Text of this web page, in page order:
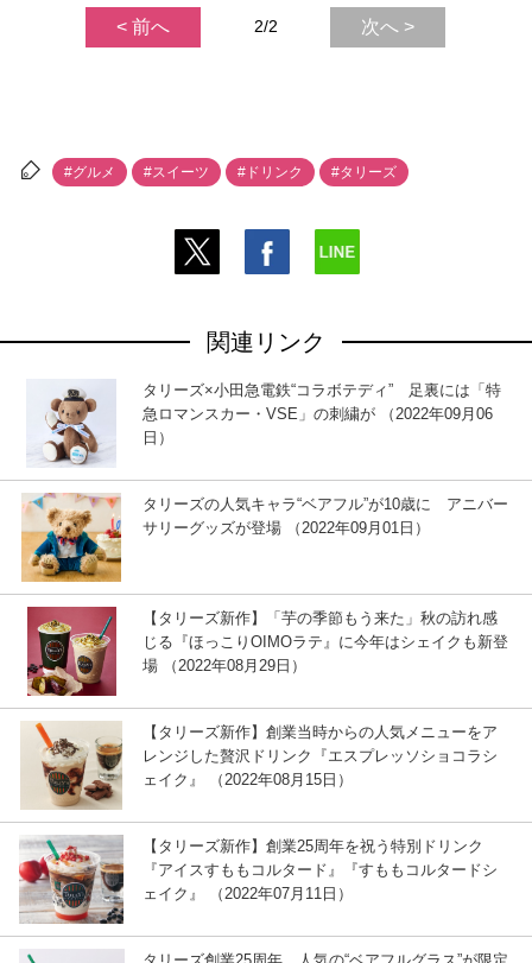
< 前へ 2/2 次へ >
#グルメ #スイーツ #ドリンク #タリーズ
関連リンク
タリーズ×小田急電鉄“コラボテディ” 足裏には「特
急ロマンスカー・VSE」の刺繍が （2022年09月06
日）
タリーズの人気キャラ“ベアフル”が10歳に アニバー
サリーグッズが登場 （2022年09月01日）
【タリーズ新作】「芋の季節もう来た」秋の訪れ感
じる『ほっこりOIMOラテ』に今年はシェイクも新登
場 （2022年08月29日）
【タリーズ新作】創業当時からの人気メニューをア
レンジした贅沢ドリンク『エスプレッソショコラシ
ェイク』 （2022年08月15日）
【タリーズ新作】創業25周年を祝う特別ドリンク
『アイスすももコルタード』『すももコルタードシ
ェイク』 （2022年07月11日）